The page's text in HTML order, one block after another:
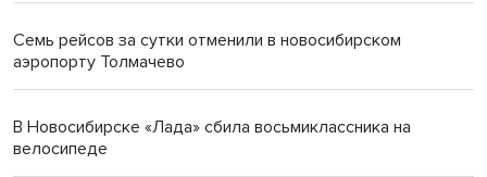
Семь рейсов за сутки отменили в новосибирском
аэропорту Толмачево
В Новосибирске «Лада» сбила восьмиклассника на
велосипеде